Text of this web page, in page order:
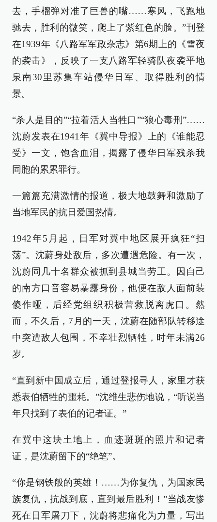
去，手榴弹对准了巨兽的嘴……寒风，飞跑地
驰去，胜利的微笑，爬上了紫红色的脸。”刊登
在1939年《八路军军政杂志》第6期上的《雪夜
的袭击》，反映了一支八路军轻骑队夜袭平地
泉南30里苏集车站侵华日军、取得胜利的情
景。
“杀人是目的”“拉着活人当牲口”“狼心毒刑”……
沈蔚发表在1941年《冀中导报》上的《谁能忍
受》一文，饱含血泪，揭露了侵华日军残杀我
同胞的累累罪行。
一篇篇充满激情的报道，极大地鼓舞和激励了
当地军民的抗日爱国热情。
1942年5月起，日军对冀中地区展开疯狂“扫
荡”。沈蔚身处敌后，多次遭遇危险。有一次，
沈蔚同几十名群众被抓到县城当劳工。因自己
的南方口音容易暴露身份，他便在敌人面前装
傻作哑，后经党组织积极营救脱离虎口。然
而，不久后，7月的一天，沈蔚在随部队转移途
中突遭敌人包围，不幸壮烈牺牲，时年未满26
岁。
“直到新中国成立后，通过登报寻人，家里才获
悉表伯牺牲的噩耗。”沈维生悲伤地说，“听说当
年只找到了表伯的记者证。”
在冀中这块土地上，血迹斑斑的照片和记者
证，是沈蔚留下的“绝笔”。
“你是钢铁般的英雄！……为你复仇，为国家民
族复仇，抗战到底，直到最后胜利！”当战友惨
死在日军屠刀下，沈蔚将悲痛化为力量，写出